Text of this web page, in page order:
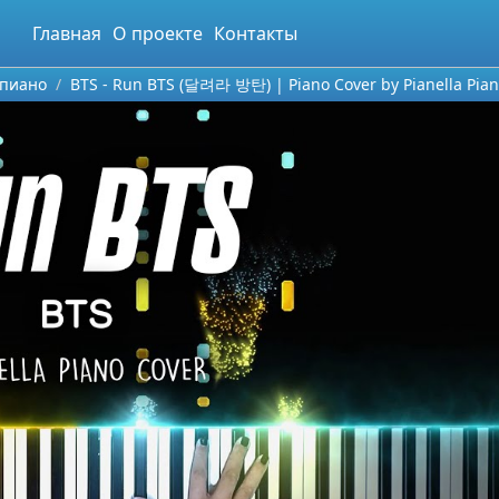
Главная О проекте Контакты
BTS - Run BTS (달려라 방탄) | Piano Cover by Pianella